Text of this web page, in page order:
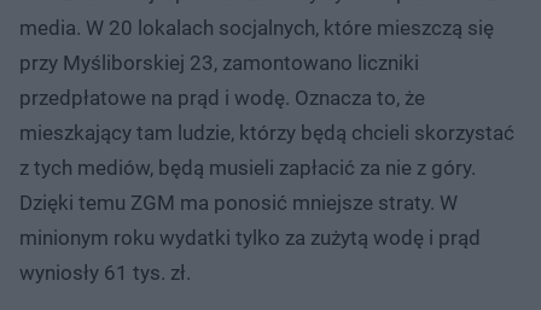
media. W 20 lokalach socjalnych, które mieszczą się
przy Myśliborskiej 23, zamontowano liczniki
przedpłatowe na prąd i wodę. Oznacza to, że
mieszkający tam ludzie, którzy będą chcieli skorzystać
z tych mediów, będą musieli zapłacić za nie z góry.
Dzięki temu ZGM ma ponosić mniejsze straty. W
minionym roku wydatki tylko za zużytą wodę i prąd
wyniosły 61 tys. zł.